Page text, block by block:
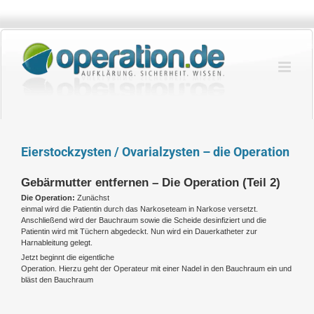
springen
Eierstockzysten / Ovarialzysten – die Operation
Gebärmutter entfernen – Die Operation (Teil 2)
Die Operation: Zunächst
einmal wird die Patientin durch das Narkoseteam in Narkose versetzt.
Anschließend wird der Bauchraum sowie die Scheide desinfiziert und die
Patientin wird mit Tüchern abgedeckt. Nun wird ein Dauerkatheter zur
Harnableitung gelegt.
Jetzt beginnt die eigentliche
Operation. Hierzu geht der Operateur mit einer Nadel in den Bauchraum ein und
bläst den Bauchraum